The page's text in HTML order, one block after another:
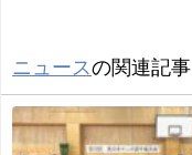
ニュースの関連記事